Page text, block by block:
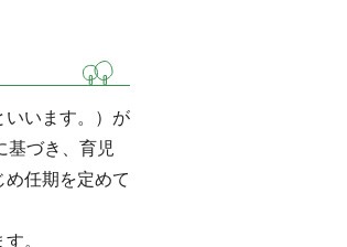
います。）が
基づき、育児
任期を定めて
。